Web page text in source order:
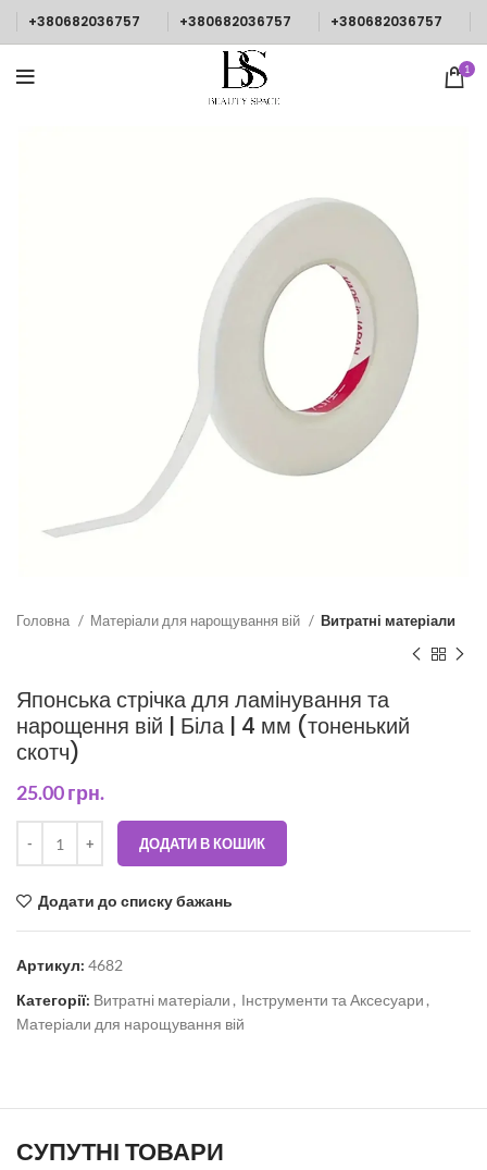
+380682036757 +380682036757 +380682036757
1
Головна Матеріали для нарощування вій Витратні матеріали
Японська стрічка для ламінування та
нарощення вій | Біла | 4 мм (тоненький
скотч)
25.00грн.
ДОДАТИ В КОШИК
Додати до списку бажань
Артикул: 4682
Категорії: Витратні матеріали , Інструменти та Аксесуари ,
Матеріали для нарощування вій
СУПУТНІ ТОВАРИ